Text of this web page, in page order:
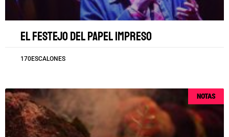
El festejo del papel impreso
170ESCALONES
NOTAS